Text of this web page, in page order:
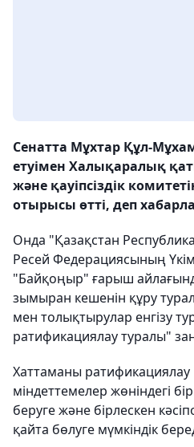
Сенатта Мұхтар Құл-
етуімен Халықаралық
және қауіпсіздік
отырысы өтті, деп
Онда "Қазақстан
Ресей Федерациясының
"Байқоңыр" ғарыш
зымыран кешенін құру
мен толықтырулар енгізу
ратификациялау туралы"
Хаттаманы ратификациялау
міндеттемелер жөніндегі
беруге және бірлескен
қайта бөлуге мүмкіндік